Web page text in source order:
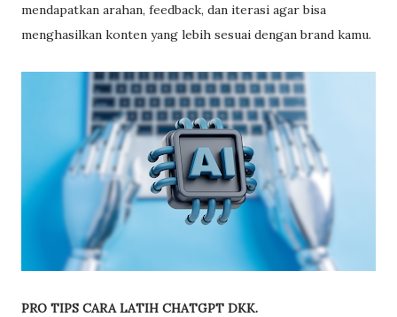
mendapatkan arahan, feedback, dan iterasi agar bisa
menghasilkan konten yang lebih sesuai dengan brand kamu.
PRO TIPS CARA LATIH CHATGPT DKK.